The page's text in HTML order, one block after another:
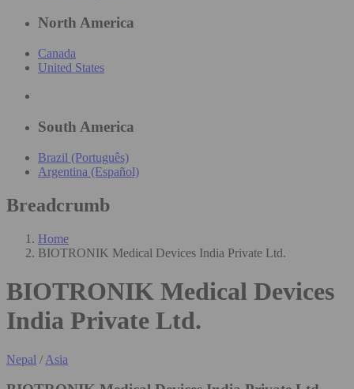
North America
Canada
United States
South America
Brazil (Português)
Argentina (Español)
Breadcrumb
Home
BIOTRONIK Medical Devices India Private Ltd.
BIOTRONIK Medical Devices
India Private Ltd.
Nepal / Asia